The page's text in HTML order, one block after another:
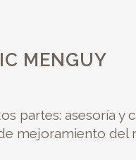
MENGUY
partes: asesoría y
mejoramiento del